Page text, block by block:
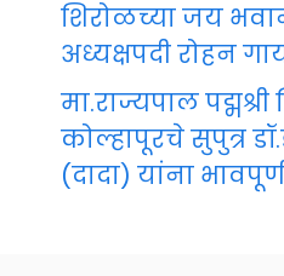
शिरोळच्या जय
अध्यक्षपदी रोहन
मा.राज्यपाल पद्मश्री
कोल्हापूरचे सुपुत्र
(दादा) यांना